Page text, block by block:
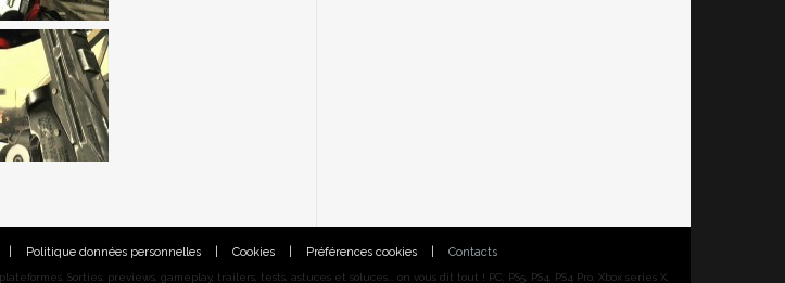
Politique données personnelles Cookies Préférences cookies Contacts
Sorties, previews, gameplay, trailers, tests, astuces et soluces... on vous dit tout ! PC, PS5, PS4, PS4 Pro, Xbox series X,